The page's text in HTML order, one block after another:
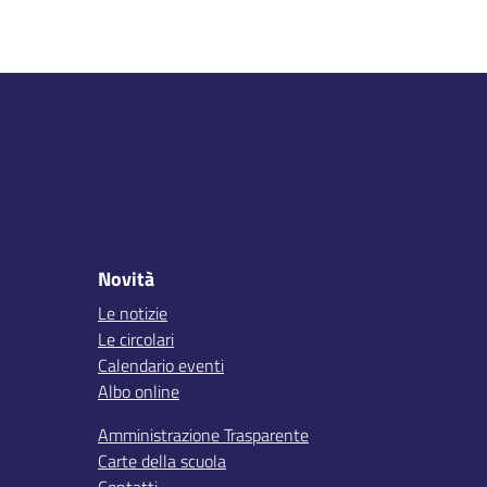
Novità
Le notizie
Le circolari
Calendario eventi
Albo online
Amministrazione Trasparente
Carte della scuola